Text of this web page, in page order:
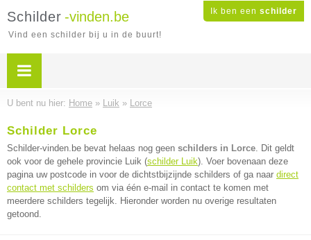
Ik ben een schilder
Schilder -vinden.be
Vind een schilder bij u in de buurt!
U bent nu hier: Home » Luik » Lorce
Schilder Lorce
Schilder-vinden.be bevat helaas nog geen schilders in Lorce. Dit geldt
ook voor de gehele provincie Luik (schilder Luik). Voer bovenaan deze
pagina uw postcode in voor de dichtstbijzijnde schilders of ga naar direct
contact met schilders om via één e-mail in contact te komen met
meerdere schilders tegelijk. Hieronder worden nu overige resultaten
getoond.